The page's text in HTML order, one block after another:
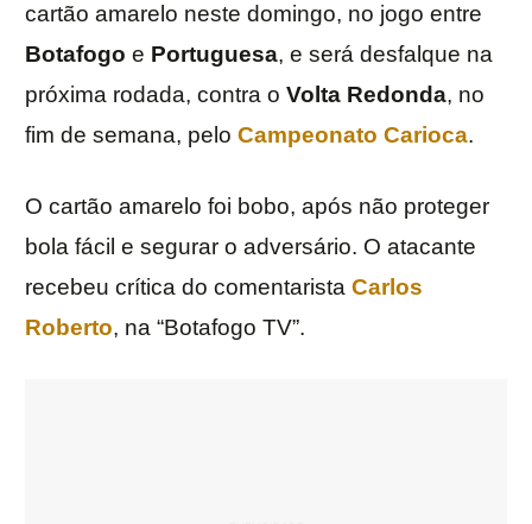
cartão amarelo neste domingo, no jogo entre
Botafogo e Portuguesa, e será desfalque na
próxima rodada, contra o Volta Redonda, no
fim de semana, pelo Campeonato Carioca.
O cartão amarelo foi bobo, após não proteger
bola fácil e segurar o adversário. O atacante
recebeu crítica do comentarista Carlos
Roberto, na “Botafogo TV”.